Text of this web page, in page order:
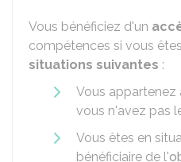
Vous bénéficiez d'un
compétences si vous êtes
situations suivantes :
Vous appartenez
vous n'avez pas
Vous êtes en
bénéficiaire de l'